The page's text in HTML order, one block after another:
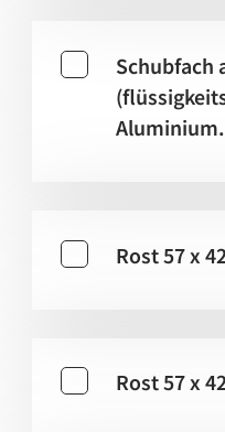
Schubfach
Aluminium.
Rost 57 x
Rost 57 x